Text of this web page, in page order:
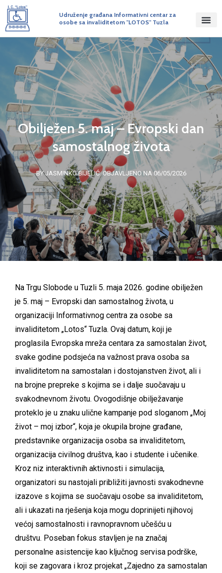
Udruženje građana Informativni centar za
osobe sa invaliditetom "LOTOS" Tuzla
Obilježen 5. maj – Evropski dan
samostalnog života
BY JASMINKO BIJELIĆ OBJAVLJENO NA 06/05/2026
Na Trgu Slobode u Tuzli 5. maja 2026. godine obilježen
je 5. maj – Evropski dan samostalnog života, u
organizaciji Informativnog centra za osobe sa
invaliditetom „Lotos“ Tuzla. Ovaj datum, koji je
proglasila Evropska mreža centara za samostalan život,
svake godine podsjeća na važnost prava osoba sa
invaliditetom na samostalan i dostojanstven život, ali i
na brojne prepreke s kojima se i dalje suočavaju u
svakodnevnom životu. Ovogodišnje obilježavanje
proteklo je u znaku ulične kampanje pod sloganom „Moj
život – moj izbor“, koja je okupila brojne građane,
predstavnike organizacija osoba sa invaliditetom,
organizacija civilnog društva, kao i studente i učenike.
Kroz niz interaktivnih aktivnosti i simulacija,
organizatori su nastojali približiti javnosti svakodnevne
izazove s kojima se suočavaju osobe sa invaliditetom,
ali i ukazati na rješenja koja mogu doprinijeti njihovoj
većoj samostalnosti i ravnopravnom učešću u
društvu. Poseban fokus stavljen je na značaj
personalne asistencije kao ključnog servisa podrške,
koji se zagovara i kroz projekat „Zajedno za samostalan